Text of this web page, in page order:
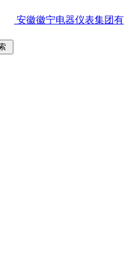
安徽徽宁电器仪表集团有